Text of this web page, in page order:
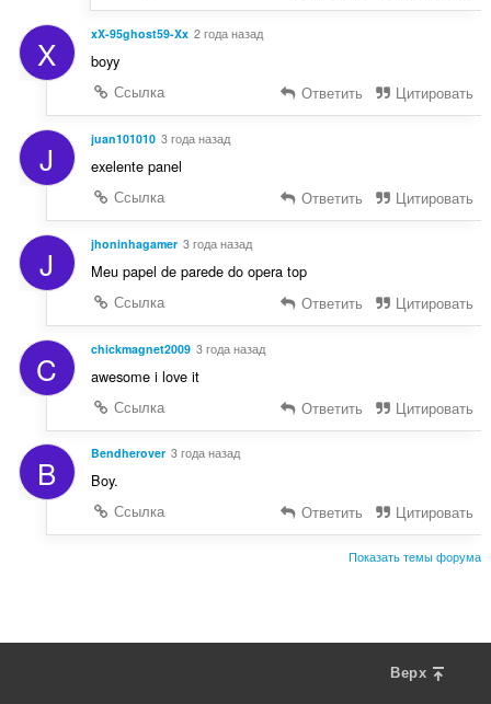
X xX-95ghost59-Xx 2 года назад
boyy
Ссылка
Ответить Цитировать
J juan101010 3 года назад
exelente panel
Ссылка
Ответить Цитировать
J jhoninhagamer 3 года назад
Meu papel de parede do opera top
Ссылка
Ответить Цитировать
C chickmagnet2009 3 года назад
awesome i love it
Ссылка
Ответить Цитировать
B Bendherover 3 года назад
Boy.
Ссылка
Ответить Цитировать
Показать темы форума
Верх